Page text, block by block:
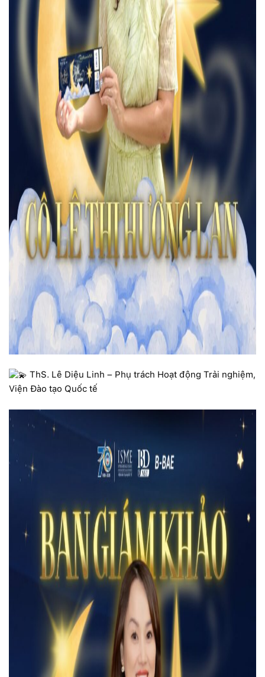
ThS. Lê Diệu Linh – Phụ trách Hoạt động Trải nghiệm,
Viện Đào tạo Quốc tế